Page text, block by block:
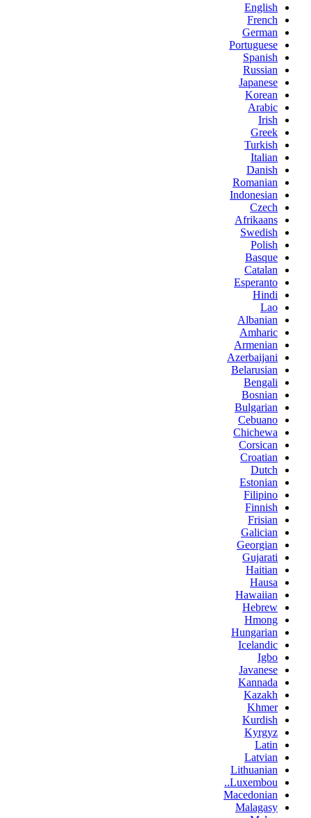
English
French
German
Portuguese
Spanish
Russian
Japanese
Korean
Arabic
Irish
Greek
Turkish
Italian
Danish
Romanian
Indonesian
Czech
Afrikaans
Swedish
Polish
Basque
Catalan
Esperanto
Hindi
Lao
Albanian
Amharic
Armenian
Azerbaijani
Belarusian
Bengali
Bosnian
Bulgarian
Cebuano
Chichewa
Corsican
Croatian
Dutch
Estonian
Filipino
Finnish
Frisian
Galician
Georgian
Gujarati
Haitian
Hausa
Hawaiian
Hebrew
Hmong
Hungarian
Icelandic
Igbo
Javanese
Kannada
Kazakh
Khmer
Kurdish
Kyrgyz
Latin
Latvian
Lithuanian
Luxembou..
Macedonian
Malagasy